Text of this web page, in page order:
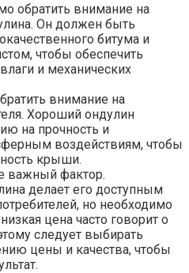
обратить внимание на
Он должен быть
битума и
чтобы обеспечить
и механических
внимание на
Хороший ондулин
на прочность и
воздействиям, чтобы
крыши.
важный фактор.
делает его доступным
но необходимо
цена часто говорит о
следует выбирать
цены и качества, чтобы